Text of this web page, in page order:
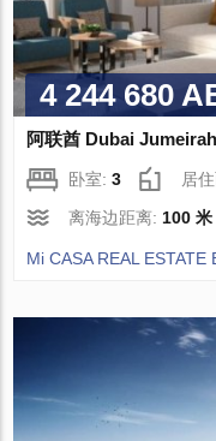
4 244 680
阿联酋 Dubai
卧室:3 居
离海边距离: 100 米
Mi CASA REAL ESTATE